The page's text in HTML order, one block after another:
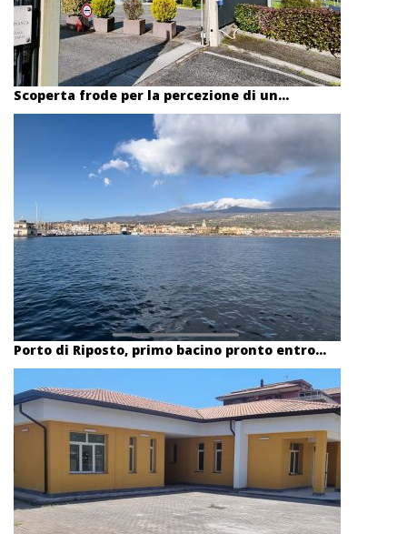
Scoperta frode per la percezione di un...
Porto di Riposto, primo bacino pronto entro...